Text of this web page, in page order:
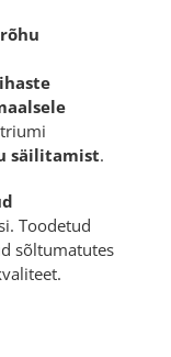
säilitamist.
Toodetud
sõltumatutes